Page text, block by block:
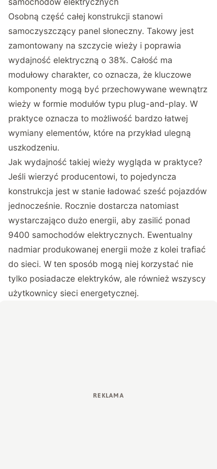
Osobną część całej konstrukcji stanowi
samoczyszczący panel słoneczny. Takowy jest
zamontowany na szczycie wieży i poprawia
wydajność elektryczną o 38%. Całość ma
modułowy charakter, co oznacza, że kluczowe
komponenty mogą być przechowywane wewnątrz
wieży w formie modułów typu plug-and-play. W
praktyce oznacza to możliwość bardzo łatwej
wymiany elementów, które na przykład ulegną
uszkodzeniu.
Jak wydajność takiej wieży wygląda w praktyce?
Jeśli wierzyć producentowi, to pojedyncza
konstrukcja jest w stanie ładować sześć pojazdów
jednocześnie. Rocznie dostarcza natomiast
wystarczająco dużo energii, aby zasilić ponad
9400 samochodów elektrycznych. Ewentualny
nadmiar produkowanej energii może z kolei trafiać
do sieci. W ten sposób mogą niej korzystać nie
tylko posiadacze elektryków, ale również wszyscy
użytkownicy sieci energetycznej.